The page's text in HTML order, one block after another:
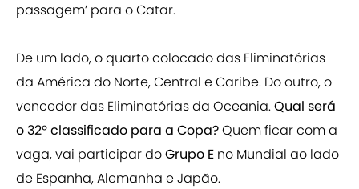
passagem’ para o Catar.
De um lado, o quarto colocado das Eliminatórias
da América do Norte, Central e Caribe. Do outro, o
vencedor das Eliminatórias da Oceania.Qual será
o 32º classificado para a Copa?Quem ficar com a
vaga, vai participar doGrupo E no Mundial ao lado
de Espanha, Alemanha e Japão.